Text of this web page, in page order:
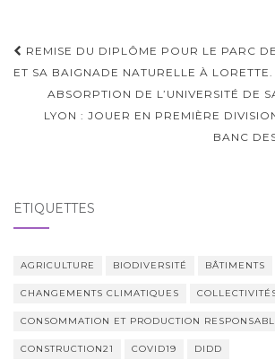
Navigation
d'article
REMISE DU DIPLÔME POUR LE PARC
ET SA BAIGNADE NATURELLE À LORETTE.
ABSORPTION DE L’UNIVERSITÉ DE
LYON : JOUER EN PREMIÈRE
BANC
ÉTIQUETTES
AGRICULTURE BIODIVERSITÉ BÂTIMENTS
CHANGEMENTS CLIMATIQUES
CONSOMMATION ET PRODUCTION
CONSTRUCTION21 COVID19 DIDD